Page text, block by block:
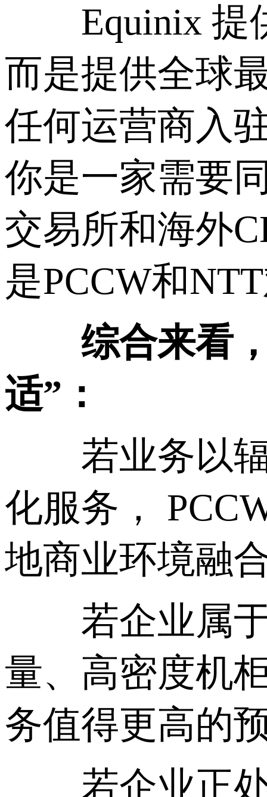
Equinix 提供
而是提供全球
任何运营商入
你是一家需要
交易所和海外
是PCCW和
综合来看，
适”：
若业务以辐
化服务，
地商业环境融
若企业属于
量、高密度机
务值得更高的
若企业正处